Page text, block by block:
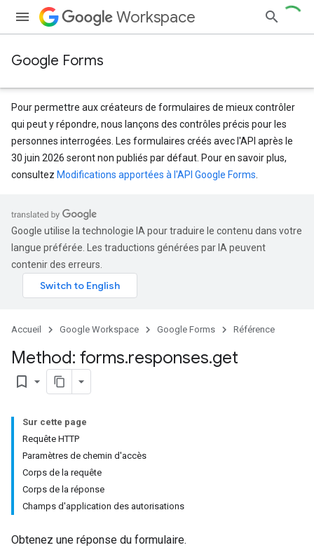
Workspace
Google Forms
Pour permettre aux créateurs de formulaires de mieux contrôler
qui peut y répondre, nous lançons des contrôles précis pour les
personnes interrogées. Les formulaires créés avec l'API après le
30 juin 2026 seront non publiés par défaut. Pour en savoir plus,
consultez Modifications apportées à l'API Google Forms
Google utilise la technologie IA pour traduire le contenu dans votre
langue préférée. Les traductions générées par IA peuvent
contenir des erreurs.
Accueil Google Workspace Google Forms Référence
Method: forms.responses.get
bookmark_border
Sur cette page
Requête HTTP
Paramètres de chemin d'accès
Corps de la requête
Corps de la réponse
Champs d'application des autorisations
Obtenez une réponse du formulaire.